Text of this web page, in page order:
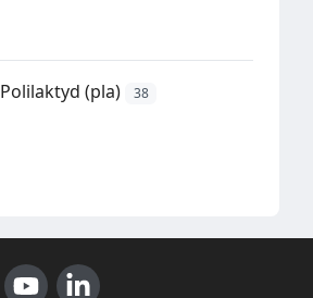
Polilaktyd (pla) 38